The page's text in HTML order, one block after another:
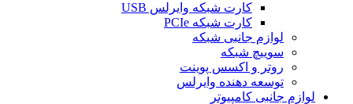
کارت شبکه وایرلس USB
کارت شبکه PCIe
لوازم جانبی شبکه
سوییچ شبکه
روتر و اکسس پوینت
توسعه دهنده وایرلس
لوازم جانبی کامپیوتر